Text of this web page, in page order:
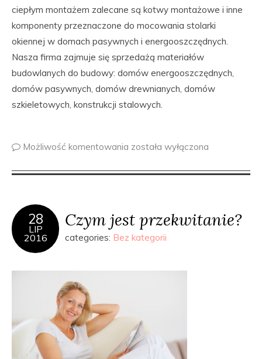
ciepłym montażem zalecane są kotwy montażowe i inne
komponenty przeznaczone do mocowania stolarki
okiennej w domach pasywnych i energooszczędnych.
Nasza firma zajmuje się sprzedażą materiałów
budowlanych do budowy: domów energooszczędnych,
domów pasywnych, domów drewnianych, domów
szkieletowych, konstrukcji stalowych.
Możliwość komentowania została wyłączona
28
LIP
2016
Czym jest przekwitanie?
categories: Bez kategorii